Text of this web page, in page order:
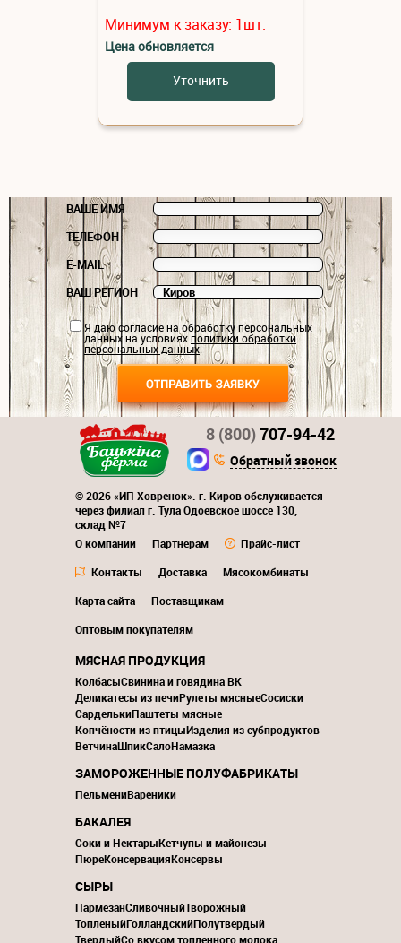
Минимум к заказу: 1шт.
Цена обновляется
Уточнить
ВАШЕ ИМЯ
ТЕЛЕФОН
E-MAIL
ВАШ РЕГИОН
Я даюсогласиена обработку персональных
данных на условияхполитики обработки
персональных данных.
© 2026 «ИП Ховренок». г. Киров обслуживается
через филиал г. Тула Одоевское шоссе 130,
склад №7
О компании
Партнерам
Прайс-лист
Контакты
Доставка
Мясокомбинаты
Карта сайта
Поставщикам
Оптовым покупателям
8 (800)707-94-42
Обратный звонок
МЯСНАЯ ПРОДУКЦИЯ
КолбасыСвинина и говядина ВК
Деликатесы из печиРулеты мясныеСосиски
СарделькиПаштеты мясные
Копчёности из птицыИзделия из субпродуктов
ВетчинаШпикСалоНамазка
ЗАМОРОЖЕННЫЕ ПОЛУФАБРИКАТЫ
ПельмениВареники
БАКАЛЕЯ
Соки и НектарыКетчупы и майонезы
ПюреКонсервацияКонсервы
СЫРЫ
ПармезанСливочныйТворожный
ТопленыйГолландскийПолутвердый
ТвердыйСо вкусом топленного молока